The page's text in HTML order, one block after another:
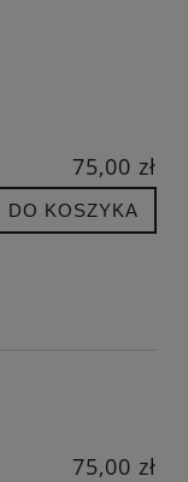
75,00 zł
DO KOSZYKA
75,00 zł